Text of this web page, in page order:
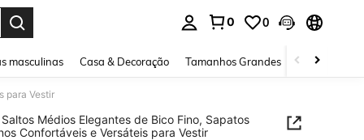
0 0
masculinas Casa & Decoração Tamanhos Grandes Joias e
para Vestir
Médios Elegantes de Bico Fino, Sapatos
Confortáveis e Versáteis para Vestir